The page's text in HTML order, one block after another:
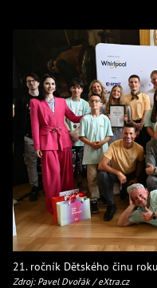
21. ročník Dětského činu
Zdroj: Pavel Dvořák / eXtra.cz